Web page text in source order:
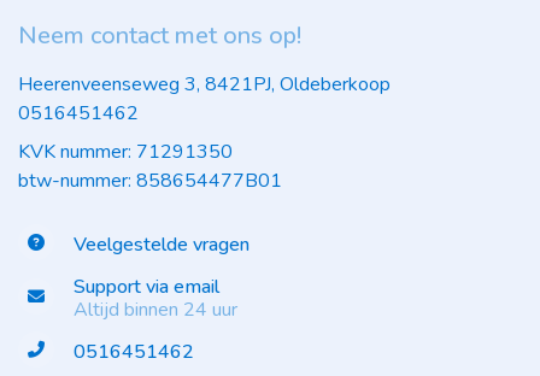
Neem contact met ons op!
Heerenveenseweg 3, 8421PJ, Oldeberkoop
0516451462
KVK nummer: 71291350
btw-nummer: 858654477B01
Veelgestelde vragen
Support via email
Altijd binnen 24 uur
0516451462